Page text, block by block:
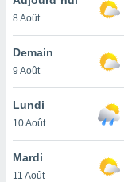
et
»,
au
vous
qu'ils
ou
8 Août
Demain
9 Août
Lundi
10 Août
Mardi
11 Août